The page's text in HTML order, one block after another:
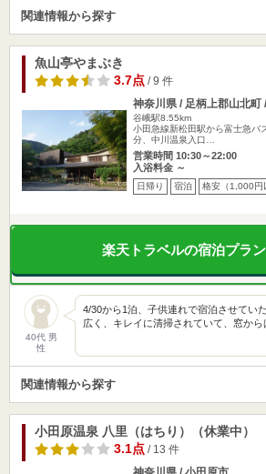
関連情報から探す
魚山亭やまぶき
3.7点/ 9 件
神奈川県 / 足柄上郡山北町
谷峨駅8.55km
小田急線新松田駅から富士急バ
分、中川温泉入口…
営業時間 10:30～22:00
入浴料金 ～
日帰り 宿泊 格安（1,000円
楽天トラベルの宿泊プラ
40代 男
性
4/30から1泊、子供連れで宿泊させてい
広く、キレイに清掃されていて、窓か
関連情報から探す
小田原温泉 八里（はちり）（休業中）
3.1点/ 13 件